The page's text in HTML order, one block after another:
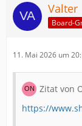
Valter
Board-
11. Mai 2026 um
Zitat von
https://